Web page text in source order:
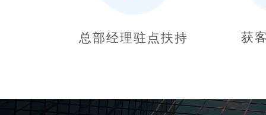
总部经理驻点扶持 获